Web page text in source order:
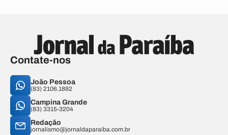
Contate-nos
João Pessoa
(83) 2106.1892
Campina Grande
(83) 3315-3204
Redação
jornalismo@jornaldaparaiba.com.br